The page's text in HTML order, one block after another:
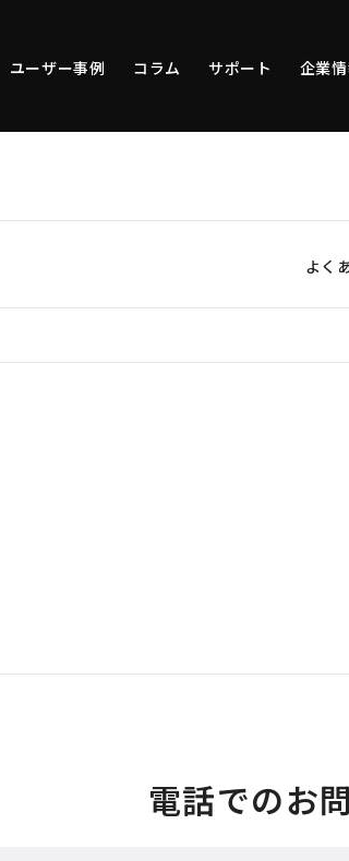
ユーザー事例 コラム サポート 企業
よく
電話でのお